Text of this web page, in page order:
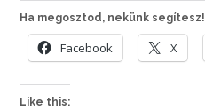
Ha megosztod, nekünk segítesz!
Facebook X
Like this: